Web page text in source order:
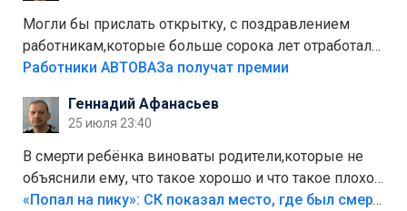
Могли бы прислать открытку, с поздравлением
работникам,которые больше сорока лет отработали
на предприятии.
Работники АВТОВАЗа получат премии
Геннадий Афанасьев
25 июля 23:40
В смерти ребёнка виноваты родители,которые не
объяснили ему, что такое хорошо и что такое плохо!
Лезть через такой забор,верх безумия,есть же
«Попал на пику»: СК показал место, где был смертельно травмирован ребенок в Тольятти